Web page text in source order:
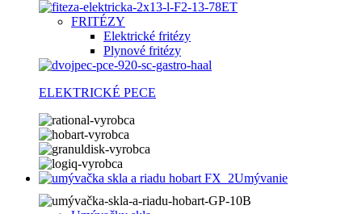
FRITÉZY
Elektrické fritézy
Plynové fritézy
ELEKTRICKÉ PECE
Umývanie